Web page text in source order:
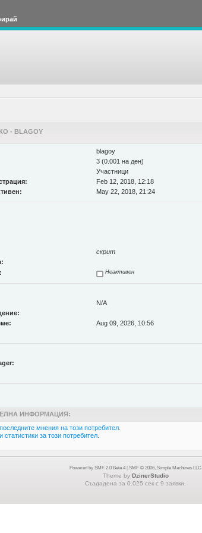
- BLAGOY
blagoy
3 (0.001 на ден)
Участници
Feb 12, 2018, 12:18
May 22, 2018, 21:24
скрит
Неактивен
N/A
Aug 09, 2026, 10:56
ИНФОРМАЦИЯ:
мнения на този потребител.
за този потребител.
Powered by SMF 2.0 Beta 4 SMF © 2006, Simple Machines LLC
Theme by DzinerStudio
Създадена за 0.025 сек с 9 заявки.